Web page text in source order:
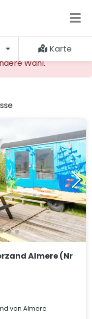
nicht gefunden
Wahl.
Karte
Almere (Nr
von Almere